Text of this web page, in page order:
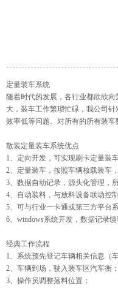
定量装车系统
随着时代的发展，各行业都欣欣
大，装车工作繁琐忙碌，我公司
效率低等问题。对所有的所有装
散装定量装车系统优点
1、定向开发，可实现刷卡定量装
2、定量装车，按照车辆核载装车
3、数据自动记录，源头化管理，
4、自动装料，与放料设备联动控
5、可与行业一卡通或第三方平台
6、windows系统开发，数据记录
经典工作流程
1、系统预先登记车辆相关信息（
2、车辆到场，驶入装车区汽车衡
3、操作员调整落料位置；